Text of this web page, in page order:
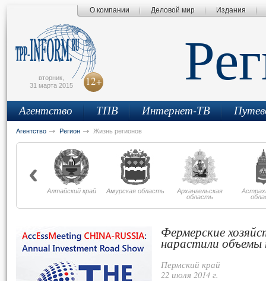
О компании Деловой мир Издания
вторник,
31 марта 2015
12+
Агентство ТПВ Интернет-ТВ
Агентство Регион Жизнь регионов
Алтайский край Амурская область
Архангельская
область
Фермерские
нарастили объемы
Пермский край
22 июля 2014 г.